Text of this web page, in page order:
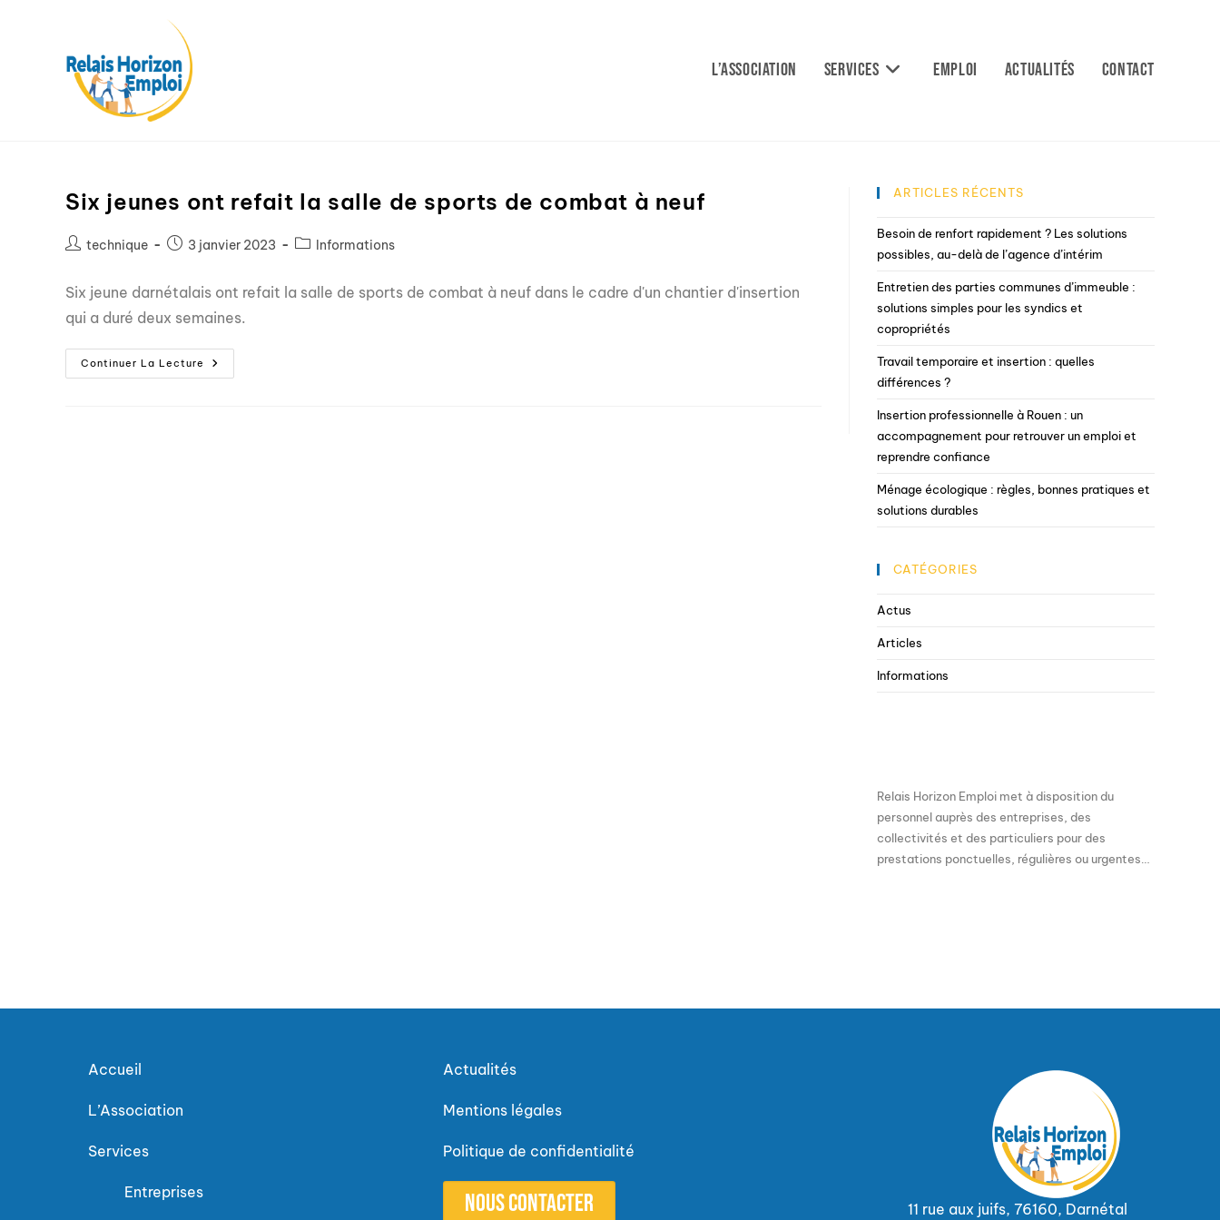
L’Association Services Emploi Actualités Contact
Six jeunes ont refait la salle de sports de combat à neuf
technique 3 janvier 2023 Informations
Six jeune darnétalais ont refait la salle de sports de combat à neuf dans le cadre d'un chantier d'insertion
qui a duré deux semaines.
Continuer La Lecture
ARTICLES RÉCENTS
Besoin de renfort rapidement ? Les solutions
possibles, au-delà de l’agence d’intérim
Entretien des parties communes d’immeuble :
solutions simples pour les syndics et
copropriétés
Travail temporaire et insertion : quelles
différences ?
Insertion professionnelle à Rouen : un
accompagnement pour retrouver un emploi et
reprendre confiance
Ménage écologique : règles, bonnes pratiques et
solutions durables
CATÉGORIES
Actus
Articles
Informations
Relais Horizon Emploi met à disposition du
personnel auprès des entreprises, des
collectivités et des particuliers pour des
prestations ponctuelles, régulières ou urgentes…
Accueil
L’Association
Services
Entreprises
Actualités
Mentions légales
Politique de confidentialité
Nous contacter 11 rue aux juifs, 76160, Darnétal